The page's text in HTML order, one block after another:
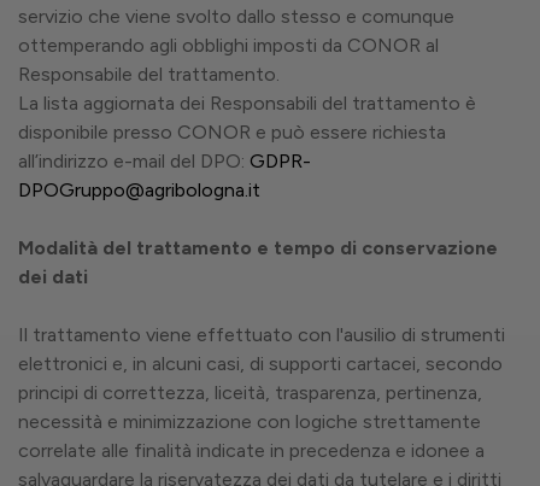
servizio che viene svolto dallo stesso e comunque
ottemperando agli obblighi imposti da CONOR al
Responsabile del trattamento.
La lista aggiornata dei Responsabili del trattamento è
disponibile presso CONOR e può essere richiesta
all’indirizzo e-mail del DPO: GDPR-
DPOGruppo@agribologna.it
Modalità del trattamento e tempo di conservazione
dei dati
Il trattamento viene effettuato con l'ausilio di strumenti
elettronici e, in alcuni casi, di supporti cartacei, secondo
principi di correttezza, liceità, trasparenza, pertinenza,
necessità e minimizzazione con logiche strettamente
correlate alle finalità indicate in precedenza e idonee a
salvaguardare la riservatezza dei dati da tutelare e i diritti